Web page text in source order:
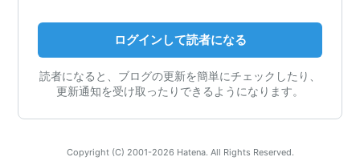
ログインして読者になる
読者になると、ブログの更新を簡単にチェックしたり、
更新通知を受け取ったりできるようになります。
Copyright (C) 2001-2026 Hatena. All Rights Reserved.